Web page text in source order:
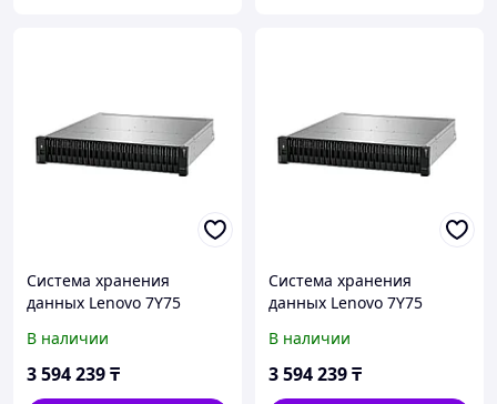
Система хранения
данных Lenovo 7Y75
(64GB Cache) 2U24 SFF V2
7Y75
В наличии
3 594 239₸
Система хранения
данных Lenovo 7Y75
(64GB Cache) 2U24 SFF V2
7Y75
В наличии
3 594 239₸